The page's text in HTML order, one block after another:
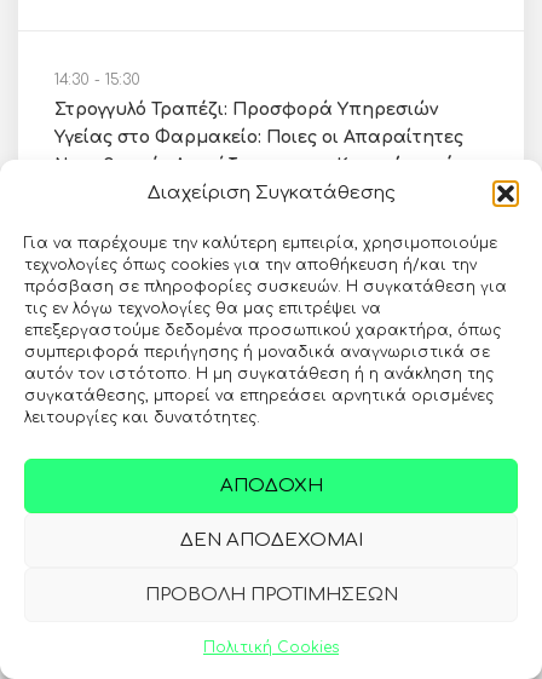
Διαχείριση Συγκατάθεσης
Για να παρέχουμε την καλύτερη εμπειρία, χρησιμοποιούμε
τεχνολογίες όπως cookies για την αποθήκευση ή/και την
πρόσβαση σε πληροφορίες συσκευών. Η συγκατάθεση για
τις εν λόγω τεχνολογίες θα μας επιτρέψει να
επεξεργαστούμε δεδομένα προσωπικού χαρακτήρα, όπως
συμπεριφορά περιήγησης ή μοναδικά αναγνωριστικά σε
αυτόν τον ιστότοπο. Η μη συγκατάθεση ή η ανάκληση της
συγκατάθεσης, μπορεί να επηρεάσει αρνητικά ορισμένες
λειτουργίες και δυνατότητες.
ΑΠΟΔΟΧΉ
ΔΕΝ ΑΠΟΔΈΧΟΜΑΙ
ΠΡΟΒΟΛΉ ΠΡΟΤΙΜΉΣΕΩΝ
Πολιτική Cookies
14:30 - 15:30
Στρογγυλό Τραπέζι: Προσφορά Υπηρεσιών
Υγείας στο Φαρμακείο: Ποιες οι Απαραίτητες
Νομοθετικές Διατάξεις για την Κατοχύρωσή
Με αφορμή την υγειονομική κρίση, δημιουργήθηκε
το εξής ερώτημα: ποια είναι πλέον η θέση του
φαρμακοποιού στην πρόληψη και τη δημόσια
υγεία; Ποιες οι νέες αποστολές και ποια αμοιβή
θα πρέπει να θεσμοθετείται για την υλοποίησή
τους; Η πανδημία της Covid έδωσε μία μεγάλη
ώθηση, αναδεικνύοντας την αξία του φαρμακείου
στην προσφορά πολύτιμων υπηρεσιών, όπως η
διενέργεια των τεστ ανίχνευσης του ιού SARS-CoV-
2 και κλείσιμο των ραντεβού εμβολιασμού, δύο
υπηρεσίες για τις οποίες διεκδικήθηκε η αμοιβή.
Σταματάμε έως εκεί; Τι προβλέπει το μέλλον;
Συντονίστρια:
PHARMACY management ΚΑΙ ΕΠΙΚΟΙΝΩΝΙΑ